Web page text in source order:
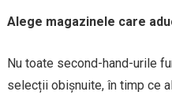
Alege magazinele care
Nu toate second-hand-urile
selecții obișnuite, în timp ce